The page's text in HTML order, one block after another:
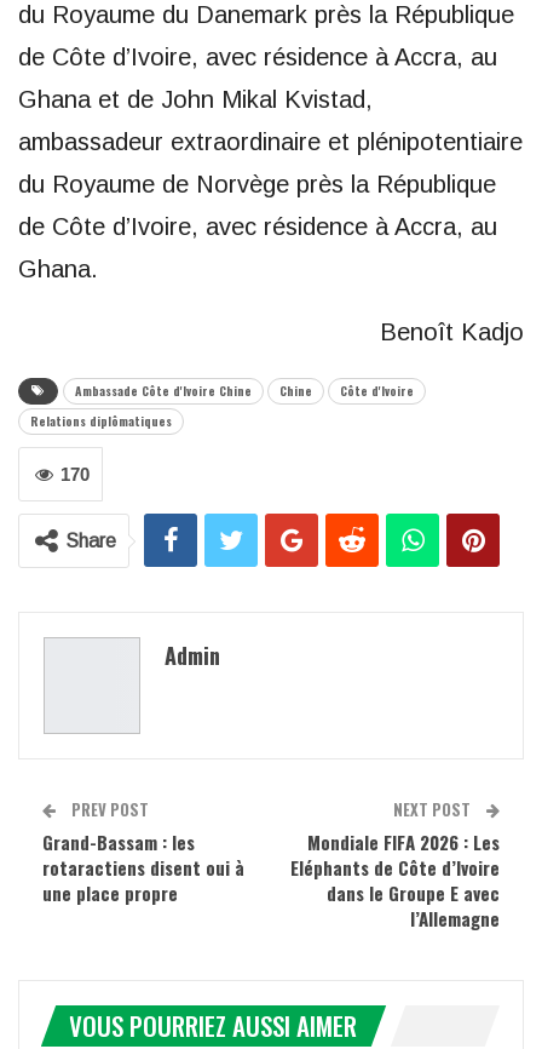
du Royaume du Danemark près la République
de Côte d’Ivoire, avec résidence à Accra, au
Ghana et de John Mikal Kvistad,
ambassadeur extraordinaire et plénipotentiaire
du Royaume de Norvège près la République
de Côte d’Ivoire, avec résidence à Accra, au
Ghana.
Benoît Kadjo
Ambassade Côte d'Ivoire Chine Chine
Côte d'Ivoire
Relations diplômatiques
170
Share
Admin
PREV POST
Grand-Bassam : les
rotaractiens disent oui à
une place propre
NEXT POST
Mondiale FIFA 2026 : Les
Eléphants de Côte d’Ivoire
dans le Groupe E avec
l’Allemagne
VOUS POURRIEZ AUSSI AIMER